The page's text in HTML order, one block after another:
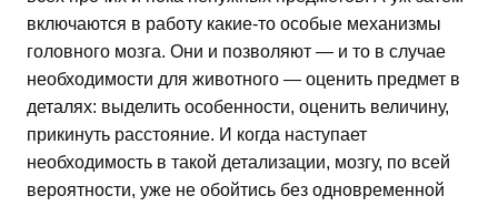
включаются в работу какие-то особые механизмы
головного мозга. Они и позволяют — и то в случае
необходимости для животного — оценить предмет в
деталях: выделить особенности, оценить величину,
прикинуть расстояние. И когда наступает
необходимость в такой детализации, мозгу, по всей
вероятности, уже не обойтись без одновременной